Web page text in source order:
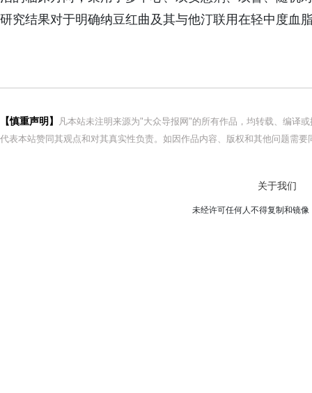
研究结果对于明确纳豆红曲及其与他汀联用在轻中度血
【慎重声明】
凡本站未注明来源为"大众导报网"的所有作品，均转载、编译
代表本站赞同其观点和对其真实性负责。如因作品内容、版权和其他问题需
关于我们
未经许可任何人不得复制和镜